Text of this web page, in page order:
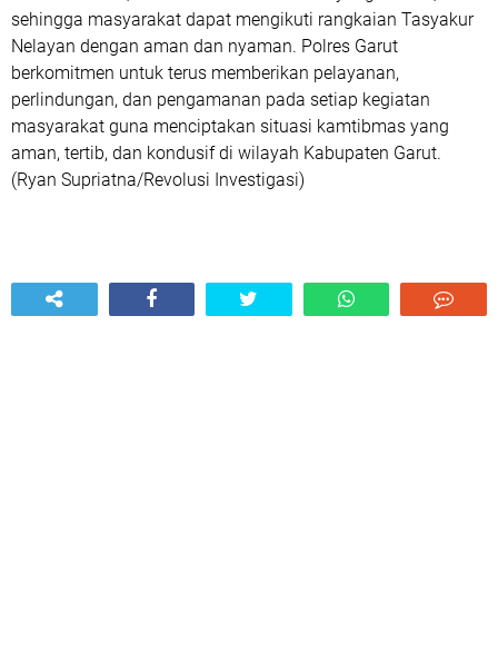
sehingga masyarakat dapat mengikuti rangkaian Tasyakur
Nelayan dengan aman dan nyaman. Polres Garut
berkomitmen untuk terus memberikan pelayanan,
perlindungan, dan pengamanan pada setiap kegiatan
masyarakat guna menciptakan situasi kamtibmas yang
aman, tertib, dan kondusif di wilayah Kabupaten Garut.
(Ryan Supriatna/Revolusi Investigasi)